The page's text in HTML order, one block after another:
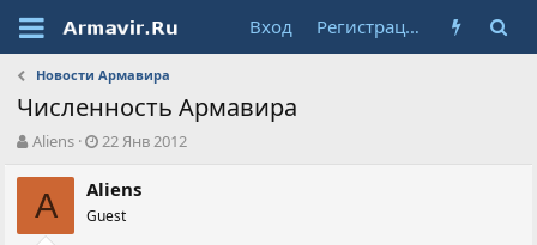
Вход Регистрация
Новости Армавира
Численность Армавира
А
т
о
Aliens
Д
т
н
22 Янв 2012
A Aliens
Guest